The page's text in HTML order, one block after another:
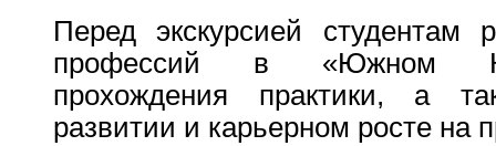
Перед экскурсией студентам
профессий в «Южном
прохождения практики, а
развитии и карьерном росте на